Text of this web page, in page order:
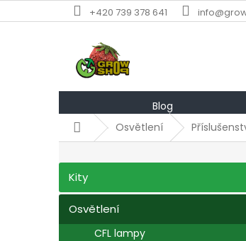
na
+420 739 378 641
Blog
DomůOsvětlení
o
t
a
kategorie
Kity
Osvětlení
CFL lampy